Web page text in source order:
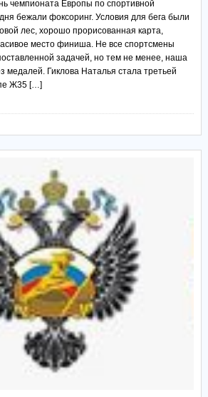
чемпионата Европы по спортивной
бежали фоксоринг. Условия для бега были
лес, хорошо прорисованная карта,
место финиша. Не все спортсмены
задачей, но тем не менее, наша
медалей. Гиклова Наталья стала третьей
Ж35 […]